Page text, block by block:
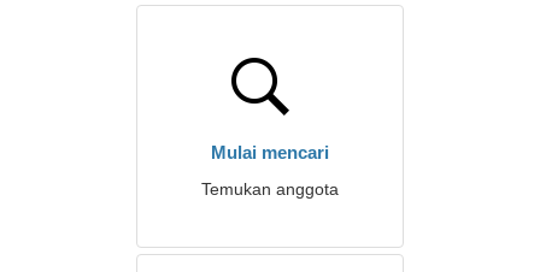
Mulai mencari
Temukan anggota